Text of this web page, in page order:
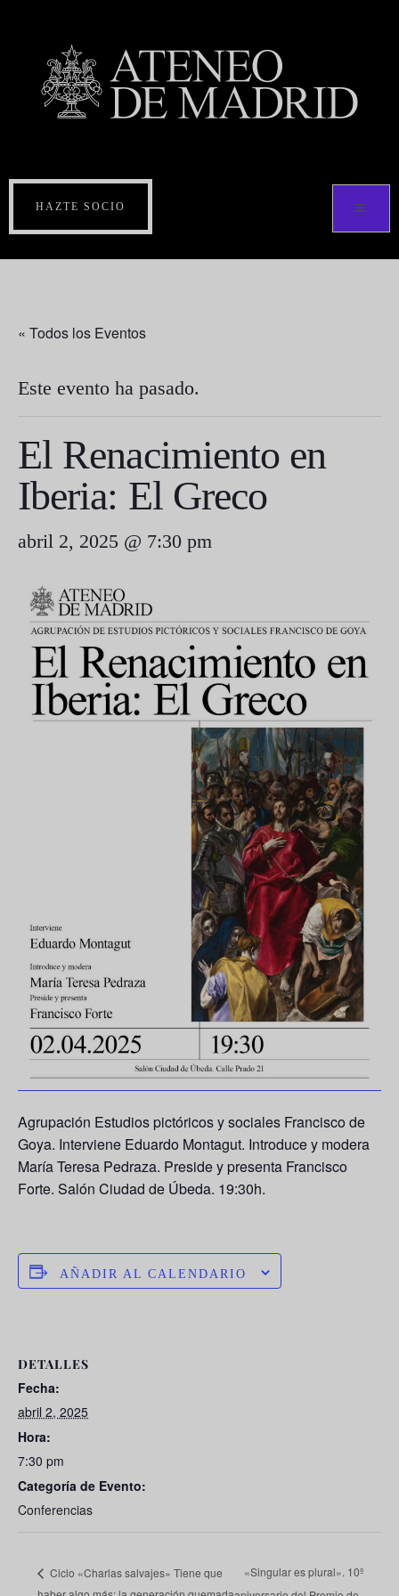
HAZTE SOCIO
« Todos los Eventos
Este evento ha pasado.
El Renacimiento en
Iberia: El Greco
abril 2, 2025 @ 7:30 pm
Agrupación Estudios pictóricos y sociales Francisco de
Goya. Interviene Eduardo Montagut. Introduce y modera
María Teresa Pedraza. Preside y presenta Francisco
Forte. Salón Ciudad de Úbeda. 19:30h.
AÑADIR AL CALENDARIO
DETALLES
Fecha:
abril 2, 2025
Hora:
7:30 pm
Categoría de Evento:
Conferencias
Ciclo «Charlas salvajes» Tiene que
«Singular es plural». 10º